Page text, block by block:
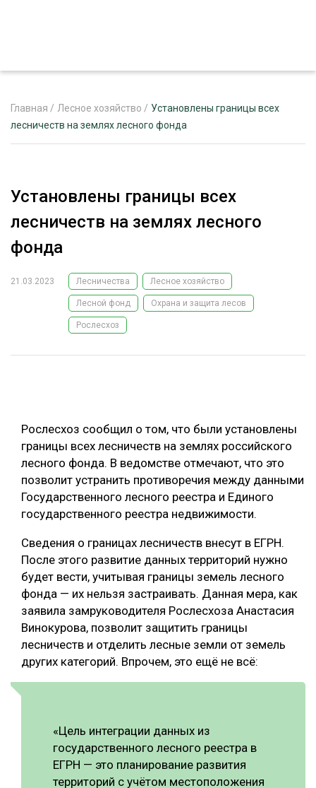
РЕКЛАМОДАТЕЛЯМ
ЛЕСНОЕ ХОЗЯЙСТВО
ЛЕСОЗАГОТОВКА
ОБРАБОТКА ДРЕВЕСИНЫ
ПРОИЗВОДСТВО ДРЕВЕСНЫХ ПЛИТ
ЛЕСОПИЛЕНИЕ
ДЕРЕВЯННОЕ ДОМОСТРОЕНИЕ
СОРТИРОВКА ДРЕВЕСИНЫ
СУШКА ДРЕВЕСИНЫ
МЕБЕЛЬНОЕ ПРОИЗВОДСТВО
ПОДБОРКИ СТАТЕЙ
ЭКСПЕРТНОЕ МНЕНИЕ
Главная / Лесное хозяйство / Установлены границы всех
лесничеств на землях лесного фонда
Установлены границы всех
лесничеств на землях лесного
фонда
21.03.2023 Лесничества Лесное хозяйство
Лесной фонд Охрана и защита лесов
Рослесхоз
Рослесхоз сообщил о том, что были установлены
границы всех лесничеств на землях российского
лесного фонда. В ведомстве отмечают, что это
позволит устранить противоречия между данными
Государственного лесного реестра и Единого
государственного реестра недвижимости.
Сведения о границах лесничеств внесут в ЕГРН.
После этого развитие данных территорий нужно
будет вести, учитывая границы земель лесного
фонда — их нельзя застраивать. Данная мера, как
заявила замруководителя Рослесхоза Анастасия
Винокурова, позволит защитить границы
лесничеств и отделить лесные земли от земель
других категорий. Впрочем, это ещё не всё:
«Цель интеграции данных из
государственного лесного реестра в
ЕГРН — это планирование развития
территорий с учётом местоположения